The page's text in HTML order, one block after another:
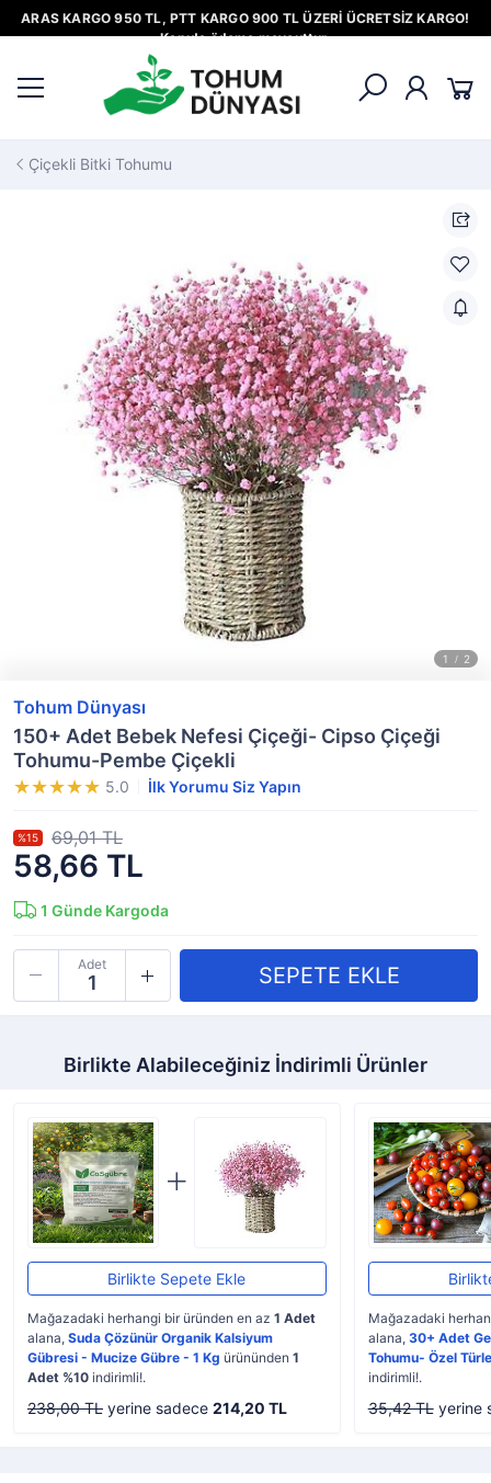
ARAS KARGO 950 TL, PTT KARGO 900 TL ÜZERİ ÜCRETSİZ KARGO!
Kapıda ödeme mevcuttur.
Çiçekli Bitki Tohumu
Tohum Dünyası
150+ Adet Bebek Nefesi Çiçeği- Cipso Çiçeği
Tohumu-Pembe Çiçekli
5.0 İlk Yorumu Siz Yapın
58,66 TL
%15 69,01 TL
1 Günde Kargoda
Adet
Birlikte Alabileceğiniz İndirimli Ürünler
Birlikte Sepete Ekle
Mağazadaki herhangi bir üründen en az 1 Adet
alana, Suda Çözünür Organik Kalsiyum
Gübresi - Mucize Gübre - 1 Kg ürününden 1
Adet %10 indirimli!.
238,00 TL yerine sadece 214,20 TL
Mağazadaki
alana, 30+ Adet
Tohumu- Özel
indirimli!.
35,42 TLyerine